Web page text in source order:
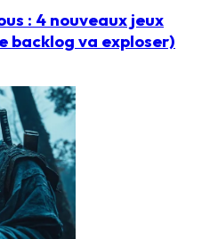
: 4 nouveaux jeux
va exploser)